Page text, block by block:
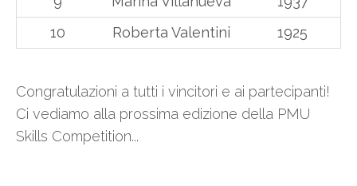
10
Roberta Valentini 1925
Congratulazioni a tutti i vincitori e ai partecipanti!
Ci vediamo alla prossima edizione della PMU
Skills Competition...